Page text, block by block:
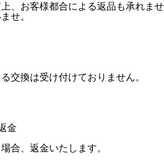
、お客様都合による返品も承れませ
せ。
交換は受け付けておりません。
金
合、返金いたします。